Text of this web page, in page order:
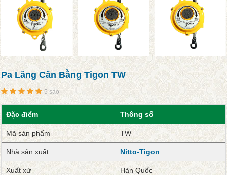
Pa Lăng Cân Bằng Tigon TW
5 sao
Đặc điểm Thông số
Mã sản phẩm TW
Nhà sản xuất Nitto-Tigon
Xuất xứ Hàn Quốc